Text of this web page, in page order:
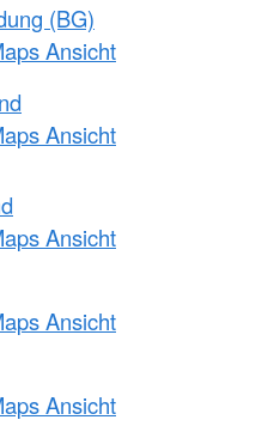
(BG)
Ansicht
Ansicht
Ansicht
Ansicht
Ansicht